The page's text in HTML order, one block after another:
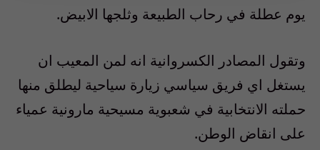
يوم عطلة في رحاب الطبيعة وثلجها الابيض.
وتقول المصادر الكسروانية انه لمن المعيب ان
يستغل اي فريق سياسي زيارة سياحية ليطلق منها
حملته الانتخابية في شعبوية مسيحية مارونية عمياء
على انقاض الوطن.